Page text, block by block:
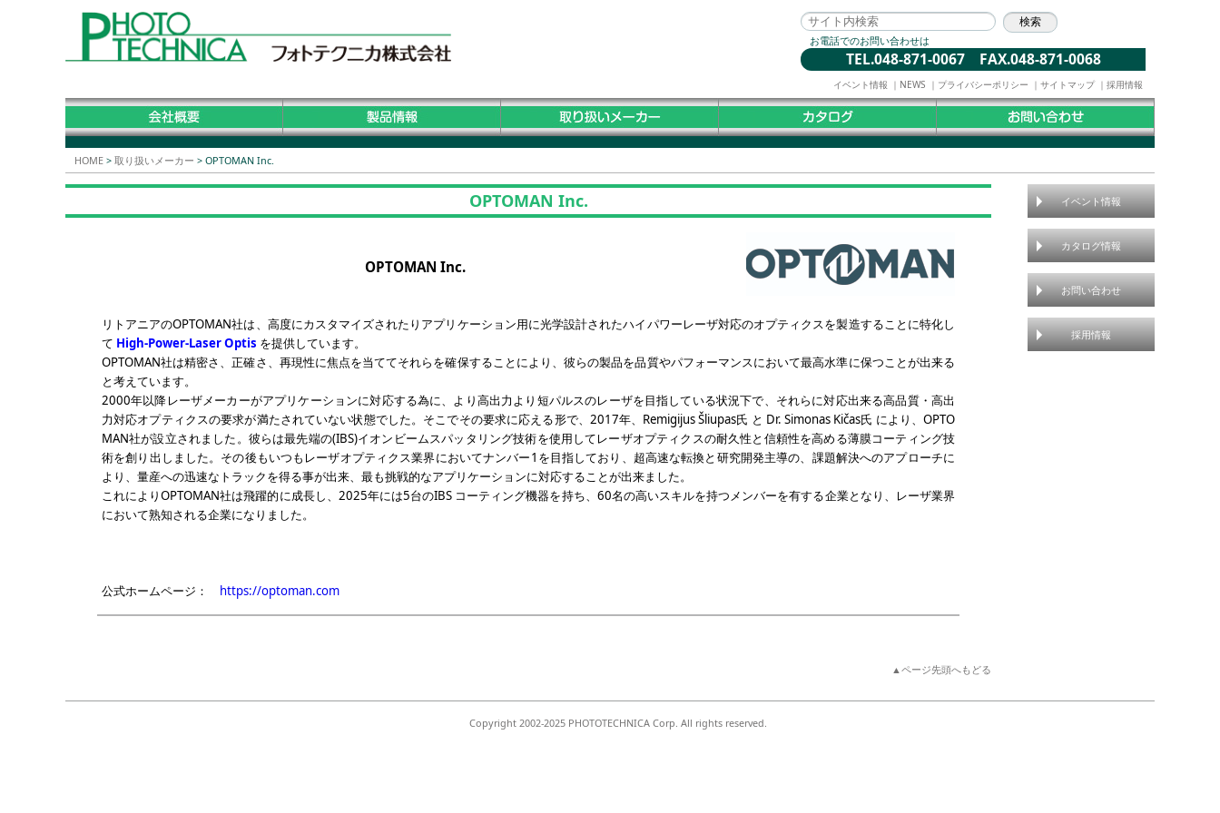
お電話でのお問い合わせは
TEL.048-871-0067 FAX.048-871-0068
イベント情報 ｜ NEWS ｜ プライバシーポリシー ｜ サイトマップ ｜ 採用情報
HOME > 取り扱いメーカー > OPTOMAN Inc.
OPTOMAN Inc.
OPTOMAN Inc.
リトアニアのOPTOMAN社は、高度にカスタマイズされたりアプリケーション用に光学設計されたハイパワーレーザ対応のオプティクスを製造することに特化し
て High-Power-Laser Optis を提供しています。
OPTOMAN社は精密さ、正確さ、再現性に焦点を当ててそれらを確保することにより、彼らの製品を品質やパフォーマンスにおいて最高水準に保つことが出来る
と考えています。
2000年以降レーザメーカーがアプリケーションに対応する為に、より高出力より短パルスのレーザを目指している状況下で、それらに対応出来る高品質・高出
力対応オプティクスの要求が満たされていない状態でした。そこでその要求に応える形で、2017年、Remigijus Šliupas氏 と Dr. Simonas Kičas氏 により、OPTO
MAN社が設立されました。彼らは最先端の(IBS)イオンビームスパッタリング技術を使用してレーザオプティクスの耐久性と信頼性を高める薄膜コーティング技
術を創り出しました。その後もいつもレーザオプティクス業界においてナンバー1を目指しており、超高速な転換と研究開発主導の、課題解決へのアプローチに
より、量産への迅速なトラックを得る事が出来、最も挑戦的なアプリケーションに対応することが出来ました。
これによりOPTOMAN社は飛躍的に成長し、2025年には5台のIBS コーティング機器を持ち、60名の高いスキルを持つメンバーを有する企業となり、レーザ業界
において熟知される企業になりました。
公式ホームページ： https://optoman.com
▲ページ先頭へもどる
イベント情報
カタログ情報
お問い合わせ
採用情報
Copyright 2002-2025 PHOTOTECHNICA Corp. All rights reserved.